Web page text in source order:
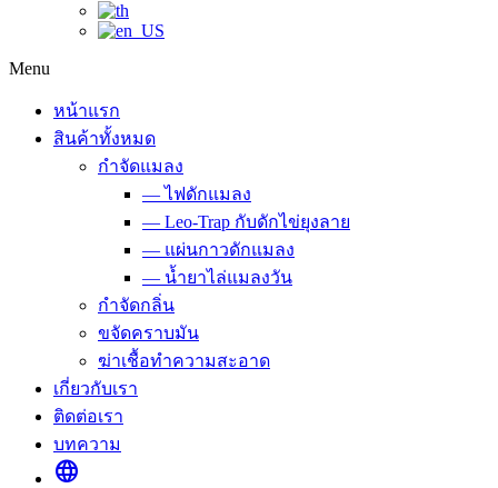
Menu
หน้าแรก
สินค้าทั้งหมด
กำจัดแมลง
— ไฟดักแมลง
— Leo-Trap กับดักไข่ยุงลาย
— แผ่นกาวดักแมลง
— น้ำยาไล่แมลงวัน
กำจัดกลิ่น
ขจัดคราบมัน
ฆ่าเชื้อทำความสะอาด
เกี่ยวกับเรา
ติดต่อเรา
บทความ
language